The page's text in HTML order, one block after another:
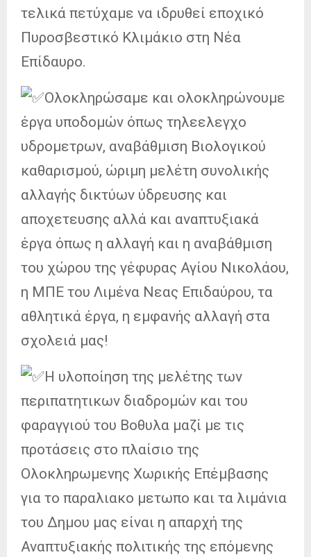
τελικά πετύχαμε να ιδρυθεί εποχικό
Πυροσβεστικό Κλιμάκιο στη Νέα
Επίδαυρο.
Ολοκληρώσαμε και ολοκληρώνουμε
έργα υποδομών όπως τηλεελεγχο
υδρομετρων, αναβάθμιση Βιολογικού
καθαρισμού, ώριμη μελέτη συνολικής
αλλαγής δικτύων ύδρευσης και
αποχετευσης αλλά και αναπτυξιακά
έργα όπως η αλλαγή και η αναβάθμιση
του χώρου της γέφυρας Αγίου Νικολάου,
η ΜΠΕ του Λιμένα Νεας Επιδαύρου, τα
αθλητικά έργα, η εμφανής αλλαγή στα
σχολειά μας!
Η υλοποίηση της μελέτης των
περιπατητικων διαδρομών και του
φαραγγιού του Βοθυλα μαζί με τις
προτάσεις στο πλαίσιο της
Ολοκληρωμενης Χωρικής Επέμβασης
για το παραλιακο μετωπο και τα λιμάνια
του Δημου μας είναι η απαρχή της
Αναπτυξιακής πολιτικής της επόμενης